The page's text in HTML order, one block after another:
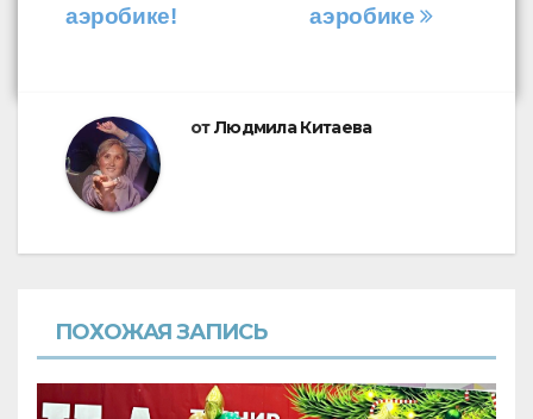
аэробике
аэробике!
отЛюдмила Китаева
ПОХОЖАЯ ЗАПИСЬ